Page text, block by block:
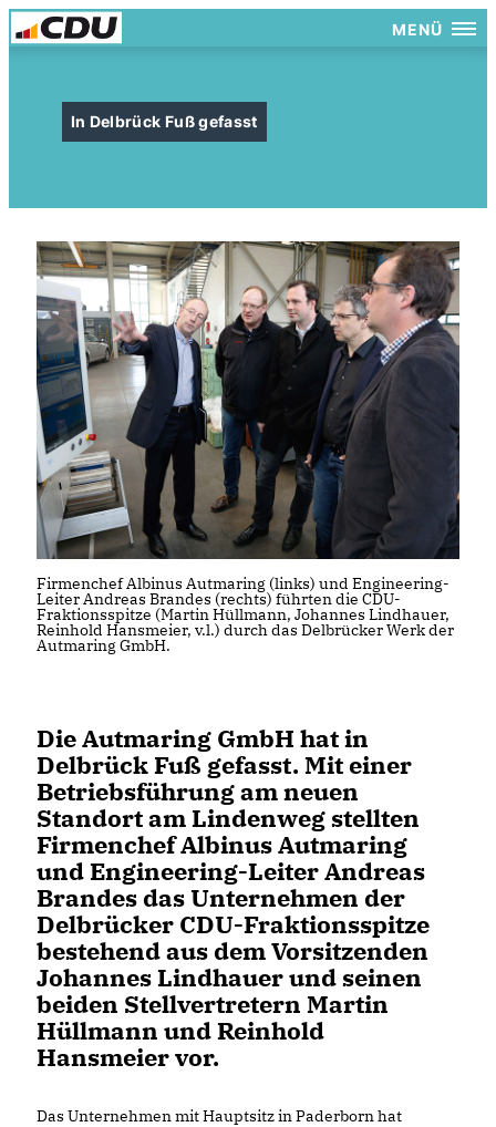
MENÜ
In Delbrück Fuß gefasst
Firmenchef Albinus Autmaring (links) und Engineering-
Leiter Andreas Brandes (rechts) führten die CDU-
Fraktionsspitze (Martin Hüllmann, Johannes Lindhauer,
Reinhold Hansmeier, v.l.) durch das Delbrücker Werk der
Autmaring GmbH.
Die Autmaring GmbH hat in
Delbrück Fuß gefasst. Mit einer
Betriebsführung am neuen
Standort am Lindenweg stellten
Firmenchef Albinus Autmaring
und Engineering-Leiter Andreas
Brandes das Unternehmen der
Delbrücker CDU-Fraktionsspitze
bestehend aus dem Vorsitzenden
Johannes Lindhauer und seinen
beiden Stellvertretern Martin
Hüllmann und Reinhold
Hansmeier vor.
Das Unternehmen mit Hauptsitz in Paderborn hat